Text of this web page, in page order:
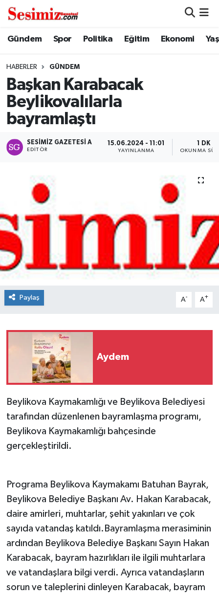
Gündem Spor Politika Eğitim Ekonomi
HABERLER GÜNDEM
Başkan Karabacak
Beylikovalılarla
bayramlaştı
SESIMIZ GAZETESI A
EDITÖR
15.06.2024 - 11:01
YAYINLANMA
1 DK
OKUNMA
Paylaş A- A+
Aydem
Beylikova Kaymakamlığı ve Beylikova Belediyesi
tarafından düzenlenen bayramlaşma programı,
Beylikova Kaymakamlığı bahçesinde
gerçekleştirildi.
Programa Beylikova Kaymakamı Batuhan Bayrak,
Beylikova Belediye Başkanı Av. Hakan Karabacak,
daire amirleri, muhtarlar, şehit yakınları ve çok
sayıda vatandaş katıldı.Bayramlaşma merasiminin
ardından Beylikova Belediye Başkanı Sayın Hakan
Karabacak, bayram hazırlıkları ile ilgili muhtarlara
ve vatandaşlara bilgi verdi. Ayrıca vatandaşların
sorun ve taleplerini dinleyen Karabacak, bayram
Dünya
Ekonomi
Genel
Gündem
Politika
Sağlık
Spor
Teknoloji
Nöbetçi Eczaneler
Hava Durumu
Namaz Vakitleri
Trafik Durumu
Süper Lig Puan Durumu ve Fikstür
Son Dakika Haberleri
Haber Arşivi